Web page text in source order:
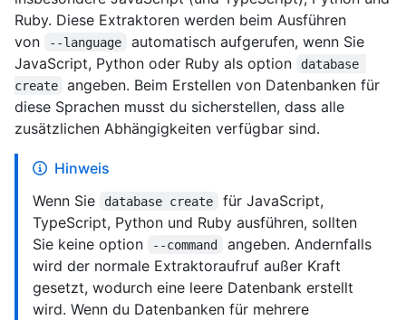
Ruby. Diese Extraktoren werden beim Ausführen
von
--language
automatisch aufgerufen, wenn Sie
JavaScript, Python oder Ruby als option
database
create
angeben. Beim Erstellen von Datenbanken für
diese Sprachen musst du sicherstellen, dass alle
zusätzlichen Abhängigkeiten verfügbar sind.
Hinweis
Wenn Sie
database create
für JavaScript,
TypeScript, Python und Ruby ausführen, sollten
Sie keine option
--command
angeben. Andernfalls
wird der normale Extraktoraufruf außer Kraft
gesetzt, wodurch eine leere Datenbank erstellt
wird. Wenn du Datenbanken für mehrere